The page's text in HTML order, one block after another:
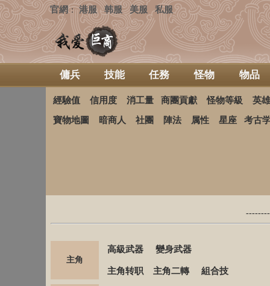
官網 ：港服 韩服 美服 私服
傭兵 技能 任務 怪物 物品
經驗值 信用度 消工量 商團貢獻 怪物等級 英
寶物地圖 暗商人 社團 陣法 属性 星座 考古
主角
高級武器 變身武器
主角转职 主角二轉 組合技